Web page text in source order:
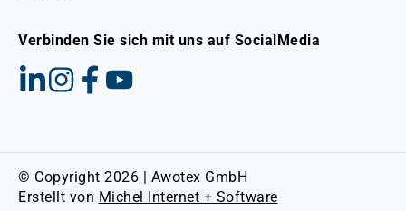
Verbinden Sie sich mit uns auf SocialMedia
© Copyright 2026 | Awotex GmbH
Erstellt von Michel Internet + Software